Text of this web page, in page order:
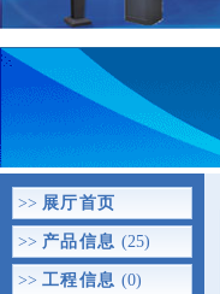
>> 展厅首页
>> 产品信息 (25)
>> 工程信息 (0)